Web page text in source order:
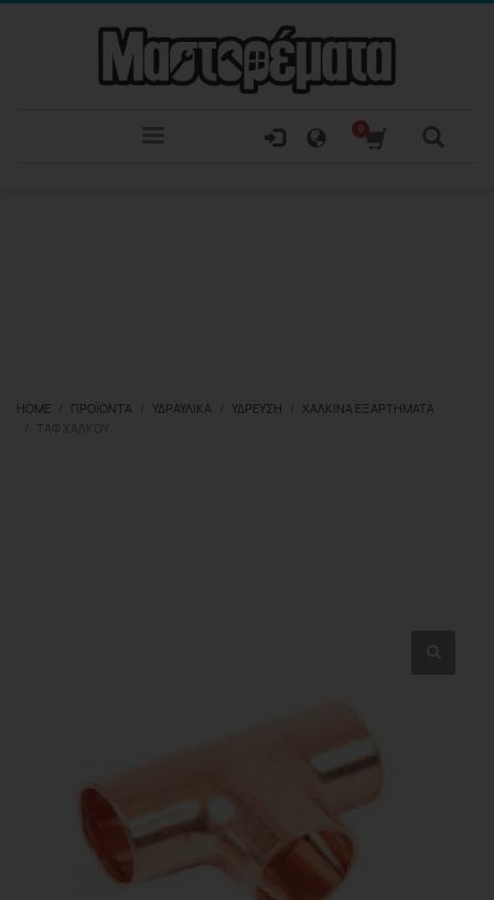
HOME ΠΡΟΪΌΝΤΑ ΥΔΡΑΥΛΙΚΆ ΎΔΡΕΥΣΗ
ΧΆΛΚΙΝΑ ΕΞΑΡΤΉΜΑΤΑ
ΤΑΦ ΧΑΛΚΟΎ